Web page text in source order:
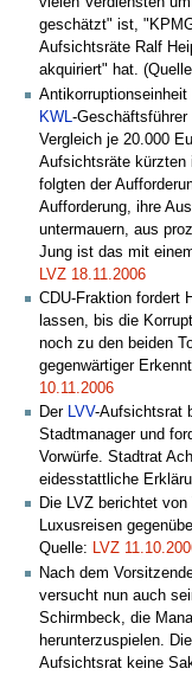
geschätzt" ist,
Aufsichtsräte Ralf
akquiriert" hat.
KWL -Geschäftsführer
Vergleich je 20.000
Aufsichtsräte kürzten
folgten der
Aufforderung, ihre
untermauern, aus
Jung ist das mit
LVZ 18.11.2006
CDU-Fraktion fordert
lassen, bis die
noch zu den beiden
gegenwärtiger
10.11.2006
Der LVV-Aufsichtsrat
Stadtmanager und
Vorwürfe. Stadtrat
eidesstattliche
Die LVZ berichtet
Luxusreisen
Quelle: LVZ
Nach dem
versucht nun auch
Schirmbeck, die
herunterzuspielen.
Aufsichtsrat keine